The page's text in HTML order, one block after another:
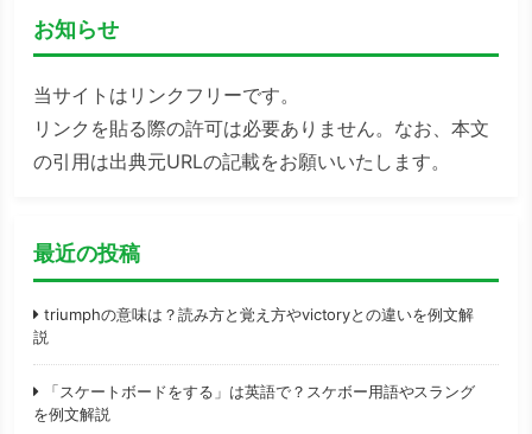
お知らせ
当サイトはリンクフリーです。
リンクを貼る際の許可は必要ありません。なお、本文
の引用は出典元URLの記載をお願いいたします。
最近の投稿
triumphの意味は？読み方と覚え方やvictoryとの違いを例文解
説
「スケートボードをする」は英語で？スケボー用語やスラング
を例文解説